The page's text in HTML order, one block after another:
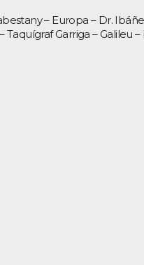
– Europa – Dr.
Garriga – Galileu